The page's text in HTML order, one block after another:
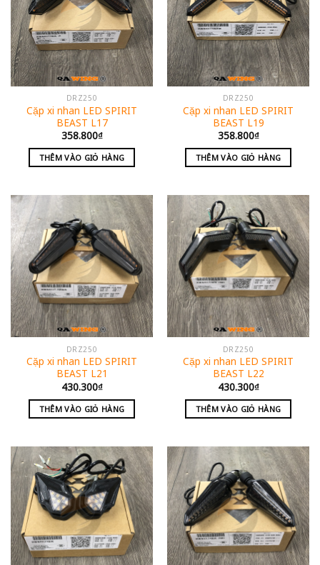
DRZ250
Cặp xi nhan LED SPIRIT
BEAST L17
358.800₫
THÊM VÀO GIỎ HÀNG
DRZ250
Cặp xi nhan LED SPIRIT
BEAST L19
358.800₫
THÊM VÀO GIỎ HÀNG
DRZ250
Cặp xi nhan LED SPIRIT
BEAST L21
430.300₫
THÊM VÀO GIỎ HÀNG
DRZ250
Cặp xi nhan LED SPIRIT
BEAST L22
430.300₫
THÊM VÀO GIỎ HÀNG